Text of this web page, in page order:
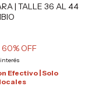
| TALLE 36 AL 44
60% OFF
Efectivo | Solo